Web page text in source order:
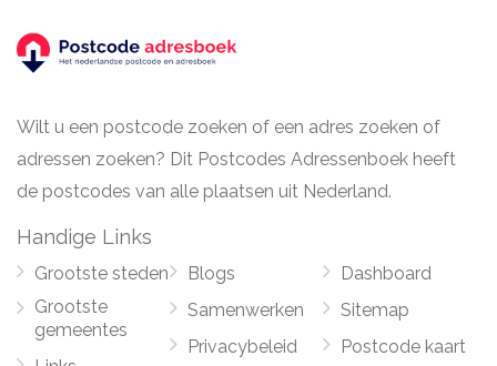
Wilt u een postcode zoeken of een adres zoeken of
adressen zoeken? Dit Postcodes Adressenboek heeft
de postcodes van alle plaatsen uit Nederland.
Handige Links
Grootste steden
Grootste
gemeentes
Blogs
Samenwerken
Privacybeleid
Dashboard
Sitemap
Postcode kaart